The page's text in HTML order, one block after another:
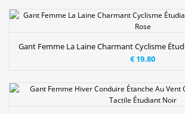
€ 19.80